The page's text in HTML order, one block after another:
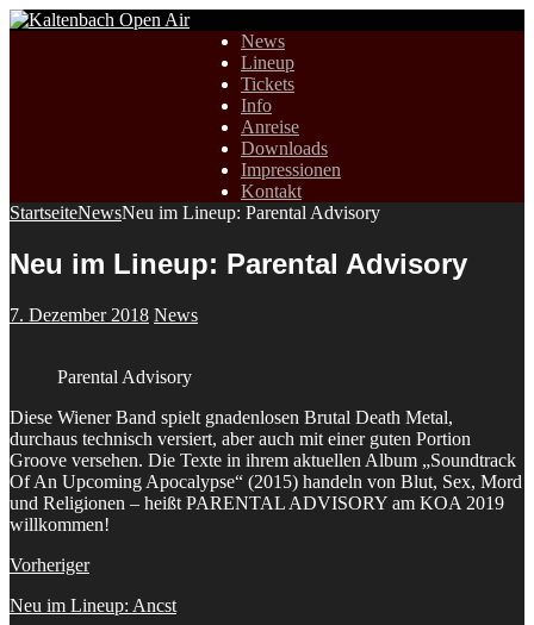
News
Lineup
Tickets
Info
Anreise
Downloads
Impressionen
Kontakt
StartseiteNewsNeu im Lineup: Parental Advisory
Neu im Lineup: Parental Advisory
7. Dezember 2018 News
Parental Advisory
Diese Wiener Band spielt gnadenlosen Brutal Death Metal,
durchaus technisch versiert, aber auch mit einer guten Portion
Groove versehen. Die Texte in ihrem aktuellen Album „Soundtrack
Of An Upcoming Apocalypse“ (2015) handeln von Blut, Sex, Mord
und Religionen – heißt PARENTAL ADVISORY am KOA 2019
willkommen!
Vorheriger
Neu im Lineup: Ancst